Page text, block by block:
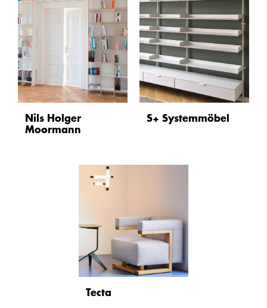
Nils Holger
Moormann
S+ Systemmöbel
Tecta